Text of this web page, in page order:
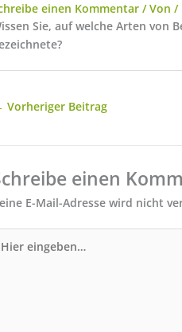
einen Kommentar / Von /
Sie, auf welche Arten von
Vorheriger Beitrag
einen
E-Mail-Adresse wird nicht